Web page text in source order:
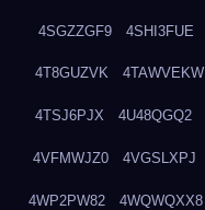
4SGZZGF9 4SHI3FUE
4T8GUZVK 4TAWVEKW
4TSJ6PJX 4U48QGQ2
4VFMWJZ0 4VGSLXPJ
4WP2PW82 4WQWQXX8